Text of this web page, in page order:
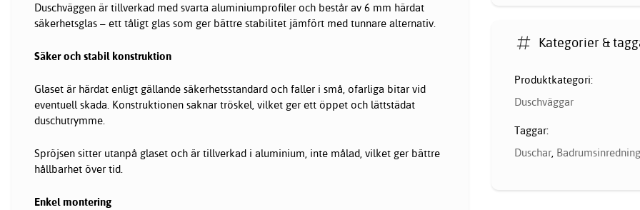
Duschväggen är tillverkad med svarta aluminiumprofiler och består av 6 mm härdat
säkerhetsglas – ett tåligt glas som ger bättre stabilitet jämfört med tunnare alternativ.
Säker och stabil konstruktion
Glaset är härdat enligt gällande säkerhetsstandard och faller i små, ofarliga bitar vid
eventuell skada. Konstruktionen saknar tröskel, vilket ger ett öppet och lättstädat
duschutrymme.
Spröjsen sitter utanpå glaset och är tillverkad i aluminium, inte målad, vilket ger bättre
hållbarhet över tid.
Enkel montering
Kategorier &
Produktkategori:
Duschväggar
Taggar:
Duschar, Badrumsinredning